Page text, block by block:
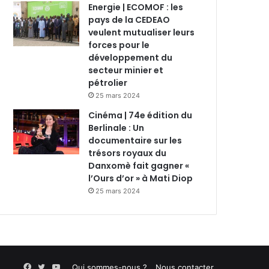
Energie | ECOMOF : les
pays de la CEDEAO
veulent mutualiser leurs
forces pour le
développement du
secteur minier et
pétrolier
25 mars 2024
Cinéma | 74e édition du
Berlinale : Un
documentaire sur les
trésors royaux du
Danxomè fait gagner «
l’Ours d’or » à Mati Diop
25 mars 2024